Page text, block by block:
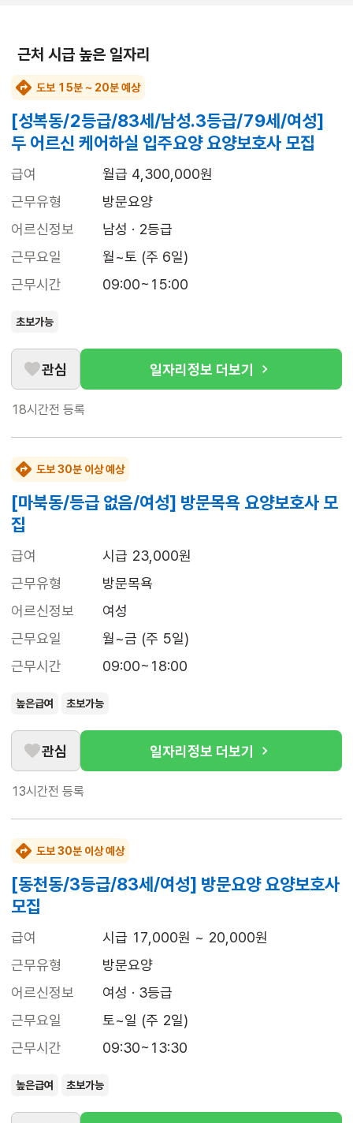
근처 시급 높은 일자리
도보 15분 ~ 20분 예상
[성복동/2등급/83세/남성.3등급/79세/여성]
두 어르신 케어하실 입주요양 요양보호사 모집
급여
월급 4,300,000원
근무유형
방문요양
어르신정보
남성 · 2등급
근무요일
월~토 (주 6일)
근무시간
09:00~15:00
초보가능
관심 일자리정보 더보기
18시간전 등록
도보 30분 이상 예상
[마북동/등급 없음/여성] 방문목욕 요양보호사 모
집
급여
시급 23,000원
근무유형
방문목욕
어르신정보
여성
근무요일
월~금 (주 5일)
근무시간
09:00~18:00
높은급여 초보가능
관심 일자리정보 더보기
13시간전 등록
도보 30분 이상 예상
[동천동/3등급/83세/여성] 방문요양 요양보호사
모집
급여
시급 17,000원 ~ 20,000원
근무유형
방문요양
어르신정보
여성 · 3등급
근무요일
토~일 (주 2일)
근무시간
09:30~13:30
높은급여 초보가능